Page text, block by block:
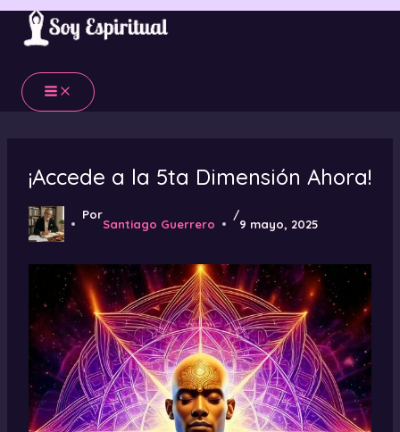
Ir
contenido
¡Accede a la 5ta Dimensión Ahora!
Por
Santiago Guerrero
/
9 mayo, 2025